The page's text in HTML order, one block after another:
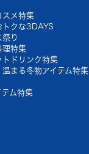
スメ特集
トクな3DAYS
り
理特集
トドリンク特集
まる冬物アイテム特集
ム特集